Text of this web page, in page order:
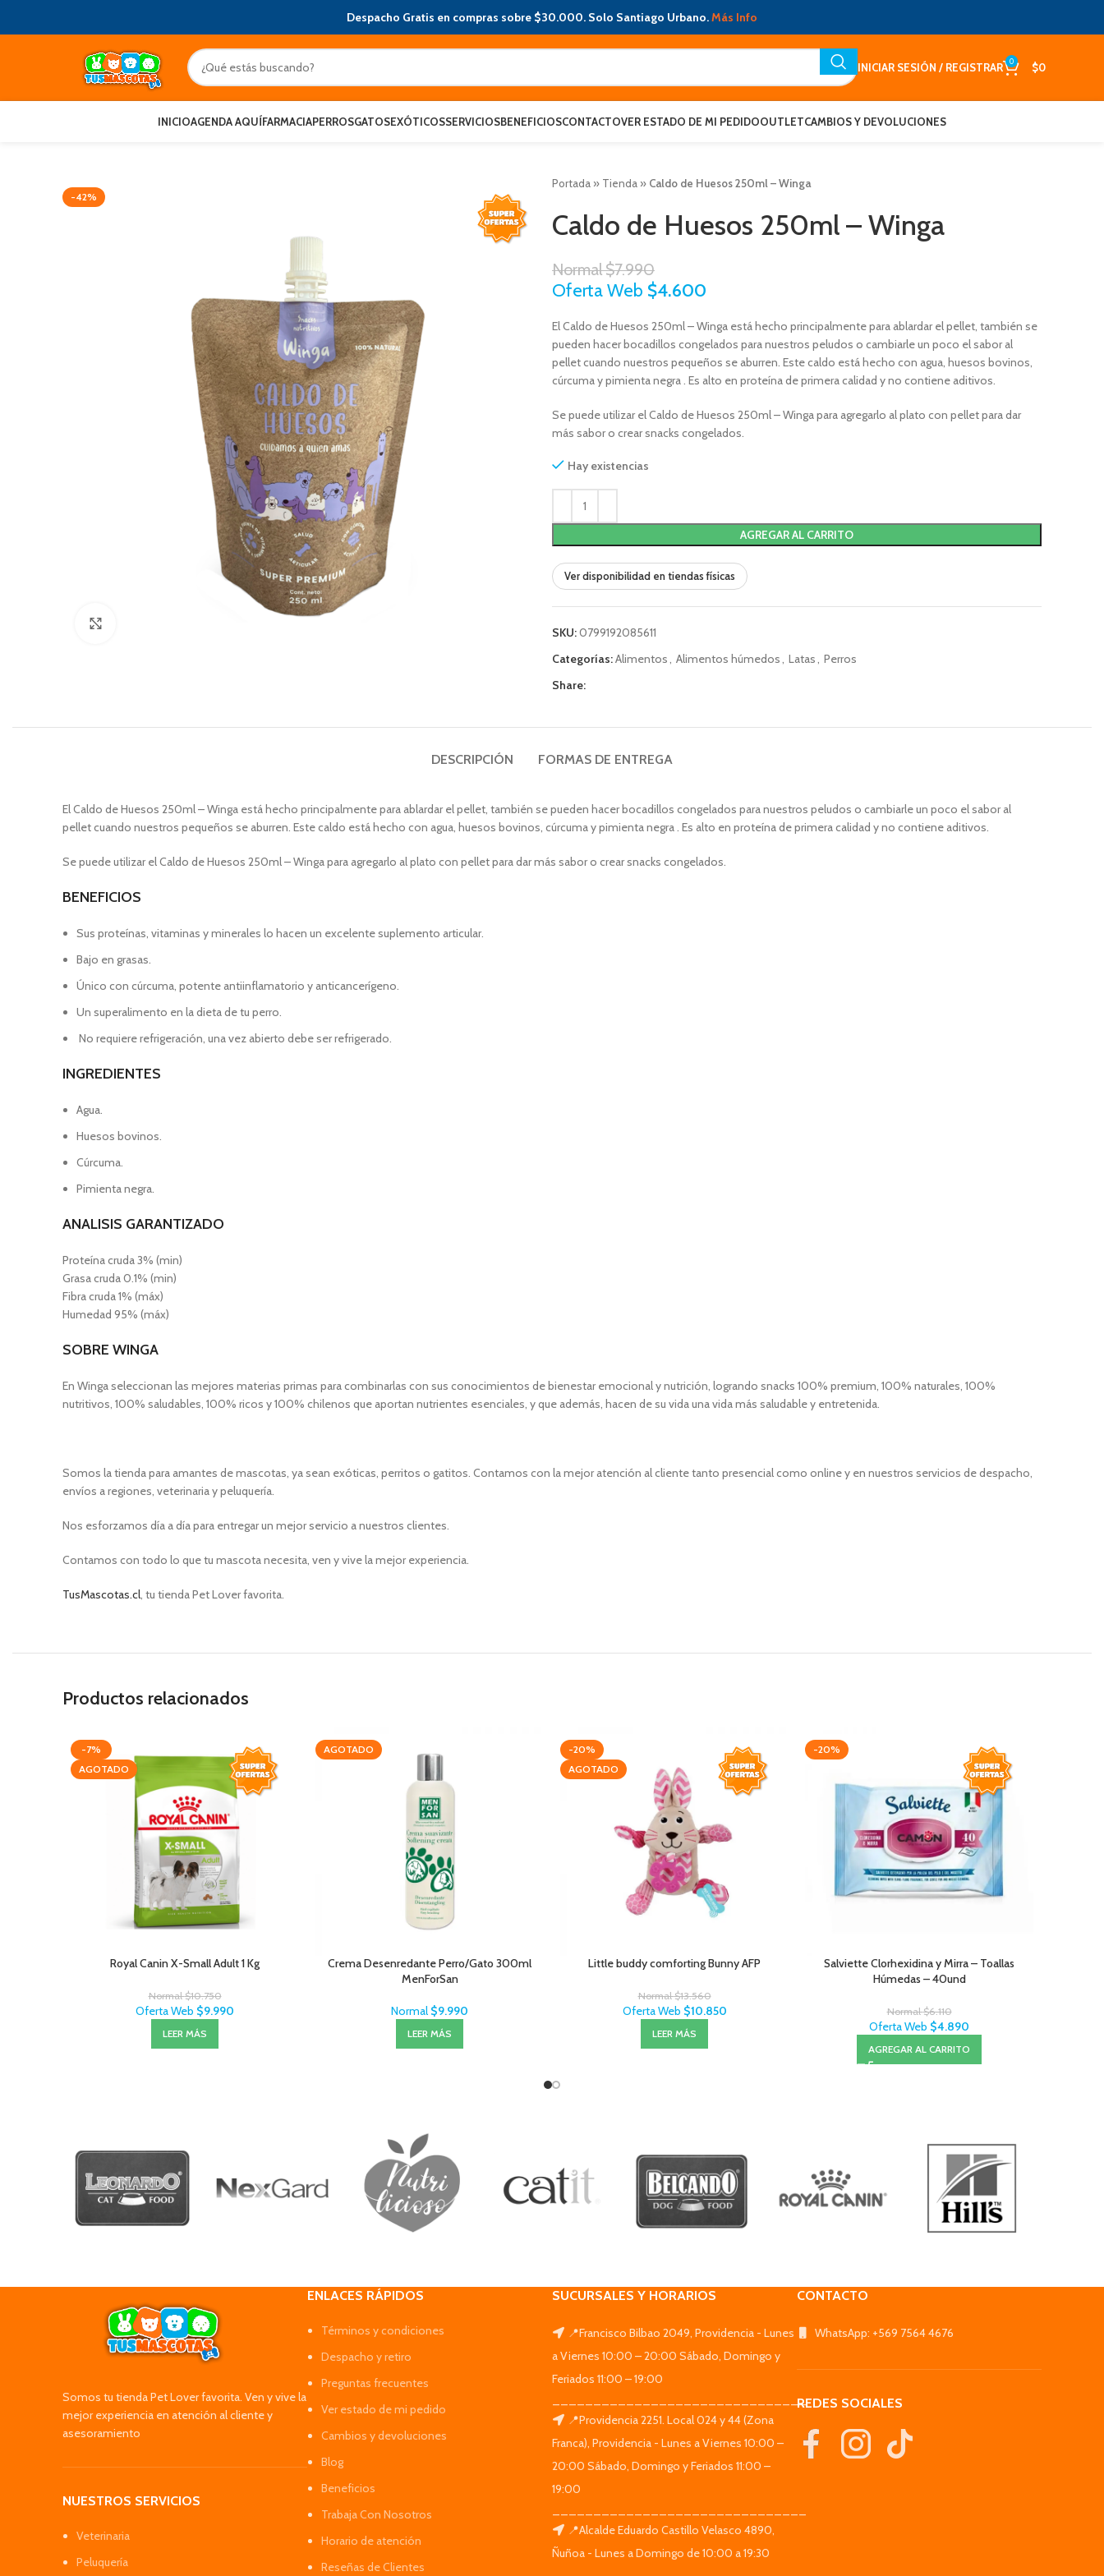
Despacho Gratis en compras sobre $30.000. Solo Santiago Urbano.Más Info
INICIAR SESIÓN / REGISTRAR 0 $0
INICIOAGENDA AQUÍFARMACIAPERROSGATOSEXÓTICOSSERVICIOSBENEFICIOSCONTACTOVER ESTADO DE MI PEDIDOOUTLETCAMBIOS Y DEVOLUCIONES
-42%
Portada » Tienda » Caldo de Huesos 250ml – Winga
Caldo de Huesos 250ml – Winga
Normal$7.990
Oferta Web $4.600
El Caldo de Huesos 250ml – Winga está hecho principalmente para ablardar el pellet, también se
pueden hacer bocadillos congelados para nuestros peludos o cambiarle un poco el sabor al
pellet cuando nuestros pequeños se aburren. Este caldo está hecho con agua, huesos bovinos,
cúrcuma y pimienta negra . Es alto en proteína de primera calidad y no contiene aditivos.
Se puede utilizar el Caldo de Huesos 250ml – Winga para agregarlo al plato con pellet para dar
más sabor o crear snacks congelados.
Hay existencias
AGREGAR AL CARRITO
Ver disponibilidad en tiendas físicas
SKU:0799192085611
Categorías:Alimentos, Alimentos húmedos, Latas, Perros
Share:
DESCRIPCIÓN FORMAS DE ENTREGA
El Caldo de Huesos 250ml – Winga está hecho principalmente para ablardar el pellet, también se pueden hacer bocadillos congelados para nuestros peludos o cambiarle un poco el sabor al
pellet cuando nuestros pequeños se aburren. Este caldo está hecho con agua, huesos bovinos, cúrcuma y pimienta negra . Es alto en proteína de primera calidad y no contiene aditivos.
Se puede utilizar el Caldo de Huesos 250ml – Winga para agregarlo al plato con pellet para dar más sabor o crear snacks congelados.
BENEFICIOS
Sus proteínas, vitaminas y minerales lo hacen un excelente suplemento articular.
Bajo en grasas.
Único con cúrcuma, potente antiinflamatorio y anticancerígeno.
Un superalimento en la dieta de tu perro.
No requiere refrigeración, una vez abierto debe ser refrigerado.
INGREDIENTES
Agua.
Huesos bovinos.
Cúrcuma.
Pimienta negra.
ANALISIS GARANTIZADO
Proteína cruda 3% (min)
Grasa cruda 0.1% (min)
Fibra cruda 1% (máx)
Humedad 95% (máx)
SOBRE WINGA
En Winga seleccionan las mejores materias primas para combinarlas con sus conocimientos de bienestar emocional y nutrición, logrando snacks 100% premium, 100% naturales, 100%
nutritivos, 100% saludables, 100% ricos y 100% chilenos que aportan nutrientes esenciales, y que además, hacen de su vida una vida más saludable y entretenida.
Somos la tienda para amantes de mascotas, ya sean exóticas, perritos o gatitos. Contamos con la mejor atención al cliente tanto presencial como online y en nuestros servicios de despacho,
envíos a regiones, veterinaria y peluquería.
Nos esforzamos día a día para entregar un mejor servicio a nuestros clientes.
Contamos con todo lo que tu mascota necesita, ven y vive la mejor experiencia.
TusMascotas.cl, tu tienda Pet Lover favorita.
Productos relacionados
-7%
AGOTADO
Royal Canin X-Small Adult 1 Kg
Normal$10.750
Oferta Web $9.990
LEER MÁS
AGOTADO
Crema Desenredante Perro/Gato 300ml
MenForSan
Normal $9.990
LEER MÁS
-20%
AGOTADO
Little buddy comforting Bunny AFP
Normal$13.560
Oferta Web $10.850
LEER MÁS
-20%
Salviette Clorhexidina y Mirra – Toallas
Húmedas – 40und
Normal$6.110
Oferta Web $4.890
AGREGAR AL CARRITO
Somos tu tienda Pet Lover favorita. Ven y vive la
mejor experiencia en atención al cliente y
asesoramiento
NUESTROS SERVICIOS
Veterinaria
Peluquería
ENLACES RÁPIDOS
Términos y condiciones
Despacho y retiro
Preguntas frecuentes
Ver estado de mi pedido
Cambios y devoluciones
Blog
Beneficios
Trabaja Con Nosotros
Horario de atención
Reseñas de Clientes
SUCURSALES Y HORARIOS
📍Francisco Bilbao 2049, Providencia - Lunes
a Viernes 10:00 – 20:00 Sábado, Domingo y
Feriados 11:00 – 19:00
_______________________________
📍Providencia 2251. Local 024 y 44 (Zona
Franca), Providencia - Lunes a Viernes 10:00 –
20:00 Sábado, Domingo y Feriados 11:00 –
19:00
📍Alcalde Eduardo Castillo Velasco 4890,
Ñuñoa - Lunes a Domingo de 10:00 a 19:30
CONTACTO
WhatsApp: +569 7564 4676
REDES SOCIALES